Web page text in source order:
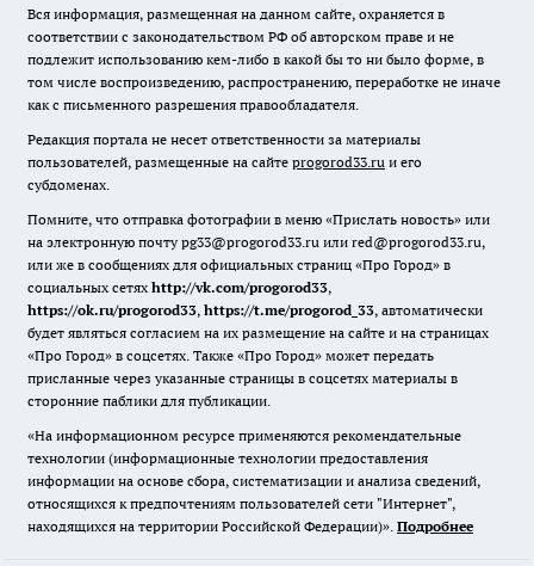
Вся информация, размещенная на данном сайте, охраняется в
соответствии с законодательством РФ об авторском праве и не
подлежит использованию кем-либо в какой бы то ни было форме, в
том числе воспроизведению, распространению, переработке не иначе
как с письменного разрешения правообладателя.
Редакция портала не несет ответственности за материалы
пользователей, размещенные на сайте progorod33.ru и его
субдоменах.
Помните, что отправка фотографии в меню «Прислать новость» или
на электронную почту pg33@progorod33.ru или red@progorod33.ru,
или же в сообщениях для официальных страниц «Про Город» в
социальных сетях http://vk.com/progorod33,
https://ok.ru/progorod33, https://t.me/progorod_33, автоматически
будет являться согласием на их размещение на сайте и на страницах
«Про Город» в соцсетях. Также «Про Город» может передать
присланные через указанные страницы в соцсетях материалы в
сторонние паблики для публикации.
«На информационном ресурсе применяются рекомендательные
технологии (информационные технологии предоставления
информации на основе сбора, систематизации и анализа сведений,
относящихся к предпочтениям пользователей сети "Интернет",
находящихся на территории Российской Федерации)». Подробнее